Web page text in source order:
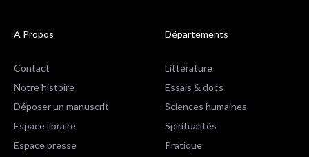
A Propos
Contact
Notre histoire
Déposer un manuscrit
Espace libraire
Espace presse
Départements
Littérature
Essais & docs
Sciences humaines
Spiritualités
Pratique